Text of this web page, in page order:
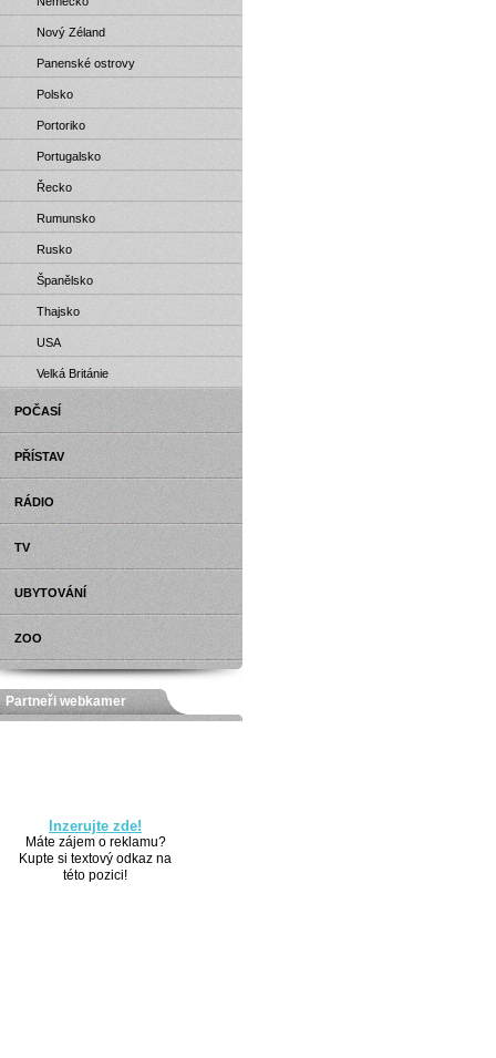
Nový Zéland
Panenské ostrovy
Polsko
Portoriko
Portugalsko
Řecko
Rumunsko
Rusko
Španělsko
Thajsko
USA
Velká Británie
POČASÍ
PŘÍSTAV
RÁDIO
TV
UBYTOVÁNÍ
ZOO
Partneři webkamer
Inzerujte zde!
Máte zájem o reklamu?
Kupte si textový odkaz na
této pozici!